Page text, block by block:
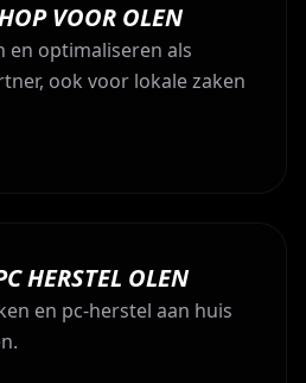
VOOR OLEN
en optimaliseren als
ook voor lokale zaken
HERSTEL OLEN
en pc-herstel aan huis